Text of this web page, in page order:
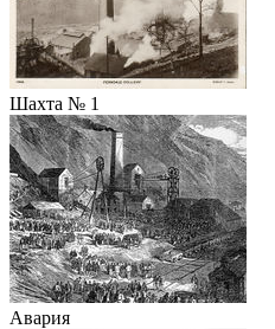
Шахта № 1
Авария